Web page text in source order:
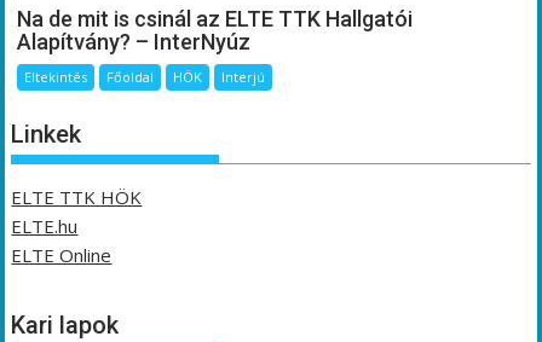
Na de mit is csinál az ELTE TTK Hallgatói
Alapítvány? – InterNyúz
Eltekintés Főoldal HÖK Interjú
Linkek
ELTE TTK HÖK
ELTE.hu
ELTE Online
Kari lapok